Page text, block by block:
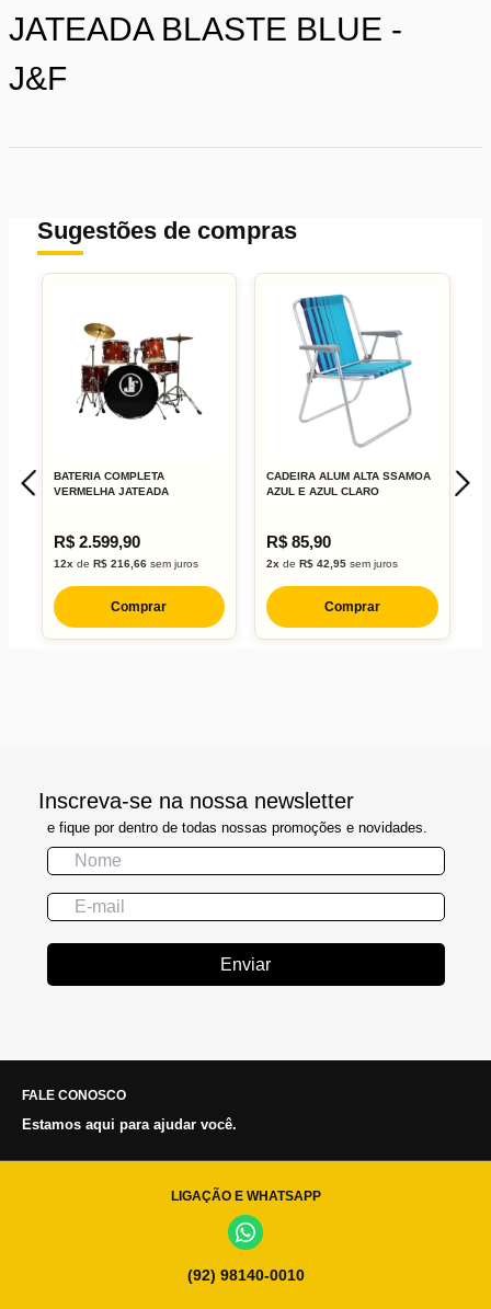
JATEADA BLASTE BLUE -
J&F
Sugestões de compras
BATERIA COMPLETA
VERMELHA JATEADA
R$ 2.599,90
12x de R$ 216,66sem juros
Comprar
CADEIRA ALUM ALTA SSAMOA
AZUL E AZUL CLARO
R$ 85,90
2x deR$ 42,95 sem juros
Comprar
Inscreva-se na nossa newsletter
e fique por dentro de todas nossas promoções e novidades.
Enviar
FALE CONOSCO
Estamos aqui para ajudar você.
LIGAÇÃO E WHATSAPP
(92) 98140-0010